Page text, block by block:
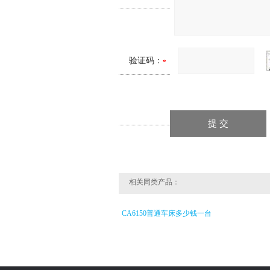
验证码：
相关同类产品：
CA6150普通车床多少钱一台